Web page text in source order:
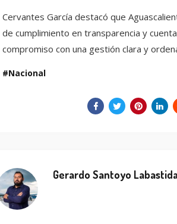
Cervantes García destacó que
de cumplimiento en transparencia y
compromiso con una gestión clara y
Nacional
Gerardo Santoyo